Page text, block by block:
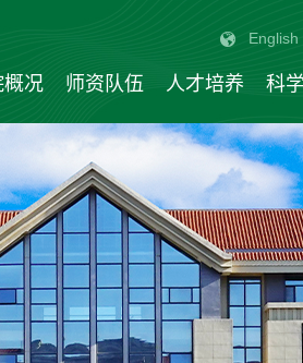
English
概况 师资队伍 人才培养 科